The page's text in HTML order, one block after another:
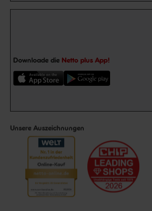
Downloade die Netto plus App!
Unsere Auszeichnungen